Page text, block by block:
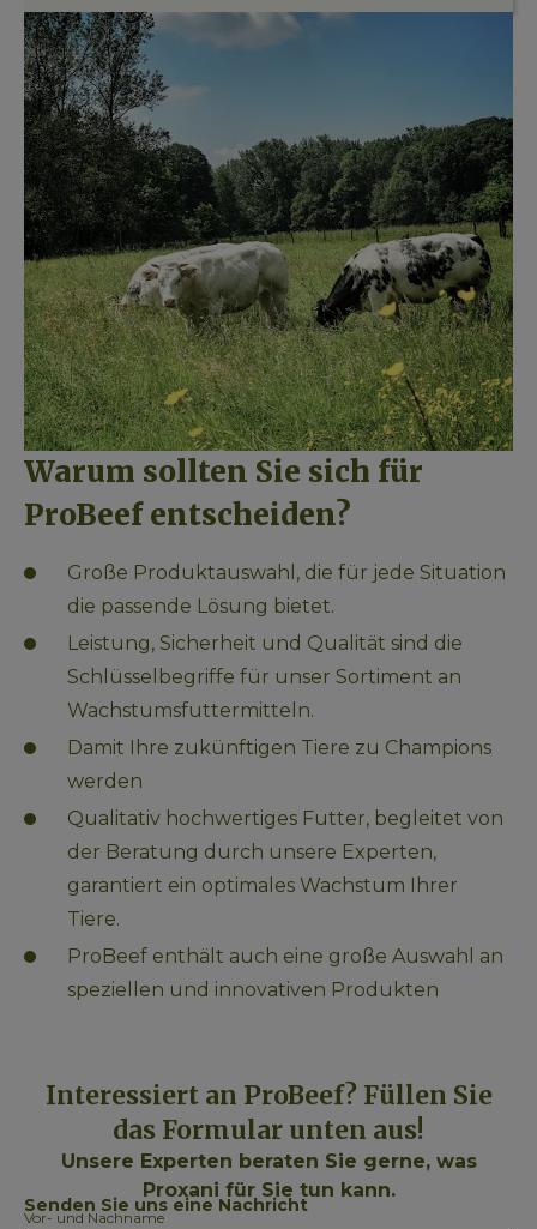
Warum sollten Sie sich für
ProBeef entscheiden?
Große Produktauswahl, die für jede Situation
die passende Lösung bietet.
Leistung, Sicherheit und Qualität sind die
Schlüsselbegriffe für unser Sortiment an
Wachstumsfuttermitteln.
Damit Ihre zukünftigen Tiere zu Champions
werden
Qualitativ hochwertiges Futter, begleitet von
der Beratung durch unsere Experten,
garantiert ein optimales Wachstum Ihrer
Tiere.
ProBeef enthält auch eine große Auswahl an
speziellen und innovativen Produkten
Interessiert an ProBeef? Füllen Sie
das Formular unten aus!
Unsere Experten beraten Sie gerne, was
Proxani für Sie tun kann.
Senden Sie uns eine Nachricht
Vor- und Nachname